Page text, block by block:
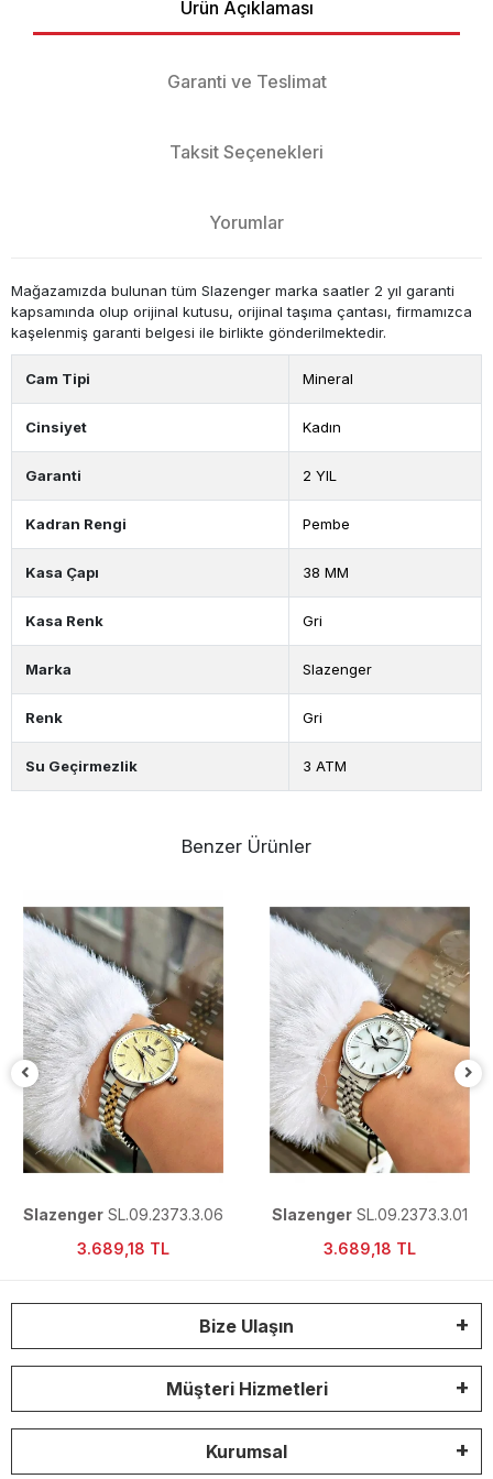
Ürün Açıklaması
Garanti ve Teslimat
Taksit Seçenekleri
Yorumlar
Mağazamızda bulunan tüm Slazenger marka saatler 2 yıl garanti
kapsamında olup orijinal kutusu, orijinal taşıma çantası, firmamızca
kaşelenmiş garanti belgesi ile birlikte gönderilmektedir.
Cam Tipi Mineral
Cinsiyet Kadın
Garanti 2 YIL
Kadran Rengi Pembe
Kasa Çapı 38 MM
Kasa Renk Gri
Marka Slazenger
Renk Gri
Su Geçirmezlik 3 ATM
Benzer Ürünler
Slazenger SL.09.2373.3.06
Çelik Kordon Kadın Kol Saati
3.689,18 TL
Slazenger SL.09.2373.3.01
Çelik Kordon Kadın Kol Saati
3.689,18 TL
Bize Ulaşın
Müşteri Hizmetleri
Kurumsal